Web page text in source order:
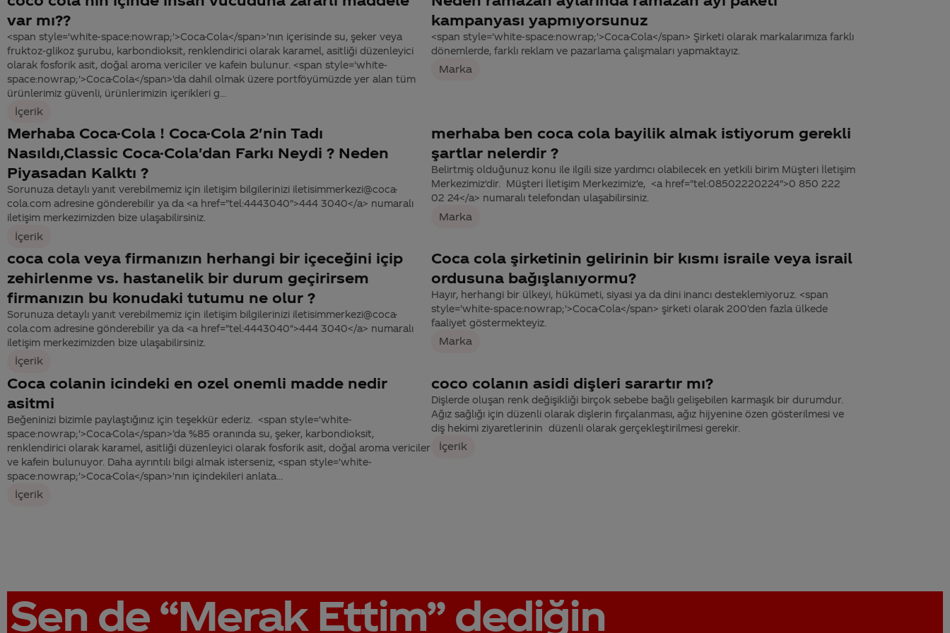
var mı??
<span style='white-space:nowrap;'>Coca-Cola</span>’nın içerisinde su, şeker veya
fruktoz-glikoz şurubu, karbondioksit, renklendirici olarak karamel, asitliği düzenleyici
olarak fosforik asit, doğal aroma vericiler ve kafein bulunur. <span style='white-
space:nowrap;'>Coca-Cola</span>'da dahil olmak üzere portföyümüzde yer alan tüm
ürünlerimiz güvenli, ürünlerimizin içerikleri g...
İçerik
kampanyası yapmıyorsunuz
<span style='white-space:nowrap;'>Coca-Cola</span> Şirketi olarak markalarımıza farklı
dönemlerde, farklı reklam ve pazarlama çalışmaları yapmaktayız.
Marka
Merhaba Coca-Cola ! Coca-Cola 2'nin Tadı
Nasıldı,Classic Coca-Cola'dan Farkı Neydi ? Neden
Piyasadan Kalktı ?
Sorunuza detaylı yanıt verebilmemiz için iletişim bilgilerinizi iletisimmerkezi@coca-
cola.com adresine gönderebilir ya da <a href="tel:4443040">444 3040</a> numaralı
iletişim merkezimizden bize ulaşabilirsiniz.
İçerik
merhaba ben coca cola bayilik almak istiyorum gerekli
şartlar nelerdir ?
Belirtmiş olduğunuz konu ile ilgili size yardımcı olabilecek en yetkili birim Müşteri İletişim
Merkezimiz'dir. Müşteri İletişim Merkezimiz'e, <a href="tel:08502220224">0 850 222
02 24</a> numaralı telefondan ulaşabilirsiniz.
Marka
coca cola veya firmanızın herhangi bir içeceğini içip
zehirlenme vs. hastanelik bir durum geçirirsem
firmanızın bu konudaki tutumu ne olur ?
Sorunuza detaylı yanıt verebilmemiz için iletişim bilgilerinizi iletisimmerkezi@coca-
cola.com adresine gönderebilir ya da <a href="tel:4443040">444 3040</a> numaralı
iletişim merkezimizden bize ulaşabilirsiniz.
İçerik
Coca cola şirketinin gelirinin bir kısmı israile veya israil
ordusuna bağışlanıyormu?
Hayır, herhangi bir ülkeyi, hükümeti, siyasi ya da dini inancı desteklemiyoruz. <span
style='white-space:nowrap;'>Coca-Cola</span> şirketi olarak 200’den fazla ülkede
faaliyet göstermekteyiz.
Marka
Coca colanin icindeki en ozel onemli madde nedir
asitmi
Beğeninizi bizimle paylaştığınız için teşekkür ederiz. <span style='white-
space:nowrap;'>Coca-Cola</span>’da %85 oranında su, şeker, karbondioksit,
renklendirici olarak karamel, asitliği düzenleyici olarak fosforik asit, doğal aroma vericiler
ve kafein bulunuyor. Daha ayrıntılı bilgi almak isterseniz, <span style='white-
space:nowrap;'>Coca-Cola</span>'nın içindekileri anlata...
İçerik
coco colanın asidi dişleri sarartır mı?
Dişlerde oluşan renk değişikliği birçok sebebe bağlı gelişebilen karmaşık bir durumdur.
Ağız sağlığı için düzenli olarak dişlerin fırçalanması, ağız hijyenine özen gösterilmesi ve
diş hekimi ziyaretlerinin düzenli olarak gerçekleştirilmesi gerekir.
İçerik
Sen de “Merak Ettim”dediğin